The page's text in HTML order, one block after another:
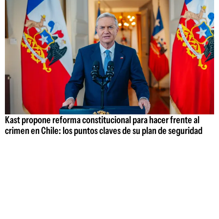
Kast propone reforma constitucional para hacer frente al
crimen en Chile: los puntos claves de su plan de seguridad